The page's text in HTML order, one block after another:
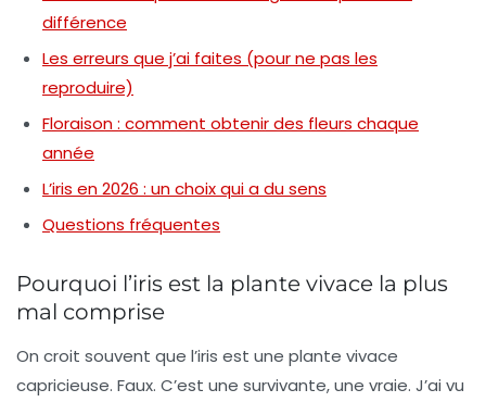
différence
Les erreurs que j’ai faites (pour ne pas les
reproduire)
Floraison : comment obtenir des fleurs chaque
année
L’iris en 2026 : un choix qui a du sens
Questions fréquentes
Pourquoi l’iris est la plante vivace la plus
mal comprise
On croit souvent que l’iris est une plante vivace
capricieuse. Faux. C’est une survivante, une vraie. J’ai vu